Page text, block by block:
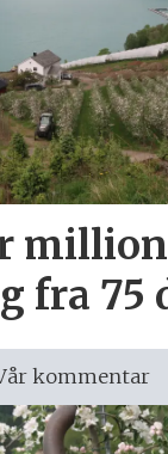
fra 75
Vår kommentar